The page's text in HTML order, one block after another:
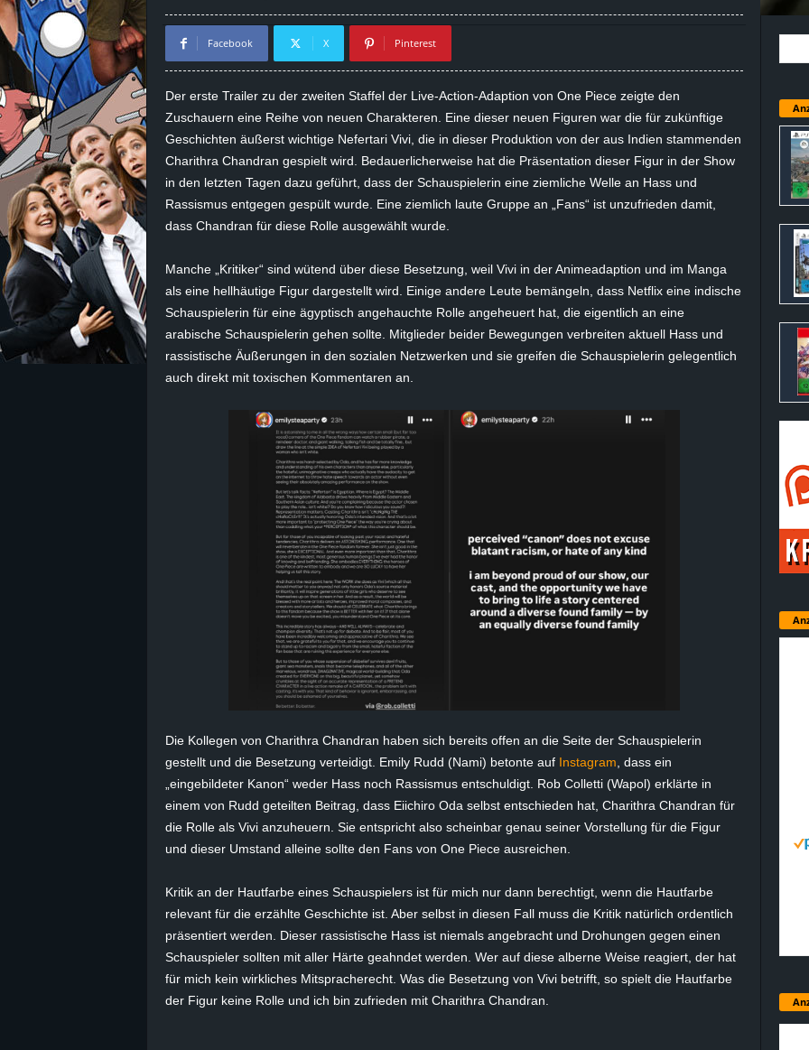
n
s
g
e
z
e
c
o
g
Facebook X Pinterest
Der erste Trailer zu der zweiten Staffel der Live-Action-Adaption von One Piece zeigte den
Zuschauern eine Reihe von neuen Charakteren. Eine dieser neuen Figuren war die für zukünftige
Geschichten äußerst wichtige Nefertari Vivi, die in dieser Produktion von der aus Indien stammenden
Charithra Chandran gespielt wird. Bedauerlicherweise hat die Präsentation dieser Figur in der Show
in den letzten Tagen dazu geführt, dass der Schauspielerin eine ziemliche Welle an Hass und
Rassismus entgegen gespült wurde. Eine ziemlich laute Gruppe an „Fans“ ist unzufrieden damit,
dass Chandran für diese Rolle ausgewählt wurde.
Manche „Kritiker“ sind wütend über diese Besetzung, weil Vivi in der Animeadaption und im Manga
als eine hellhäutige Figur dargestellt wird. Einige andere Leute bemängeln, dass Netflix eine indische
Schauspielerin für eine ägyptisch angehauchte Rolle angeheuert hat, die eigentlich an eine
arabische Schauspielerin gehen sollte. Mitglieder beider Bewegungen verbreiten aktuell Hass und
rassistische Äußerungen in den sozialen Netzwerken und sie greifen die Schauspielerin gelegentlich
auch direkt mit toxischen Kommentaren an.
Die Kollegen von CharithraChandran haben sich bereits offen an die Seite der Schauspielerin
gestellt und die Besetzung verteidigt. Emily Rudd (Nami) betonte auf Instagram, dass ein
„eingebildeter Kanon“ weder Hass noch Rassismus entschuldigt. Rob Colletti(Wapol) erklärte in
einem von Rudd geteilten Beitrag, dass Eiichiro Odaselbst entschieden hat, CharithraChandran für
die Rolle als Vivianzuheuern. Sie entspricht also scheinbar genau seiner Vorstellung für die Figur
und dieser Umstand alleine sollte den Fans von One Piece ausreichen.
Kritik an der Hautfarbe eines Schauspielers ist für mich nur dann berechtigt, wenn die Hautfarbe
relevant für die erzählte Geschichte ist. Aber selbst in diesen Fall muss die Kritik natürlich ordentlich
präsentiert werden. Dieser rassistische Hass ist niemals angebracht und Drohungen gegen einen
Schauspieler sollten mit aller Härte geahndet werden. Wer auf diese alberne Weise reagiert, der hat
für mich kein wirkliches Mitspracherecht. Was die Besetzung von Vivibetrifft, so spielt die Hautfarbe
der Figur keine Rolle und ich bin zufrieden mit CharithraChandran.